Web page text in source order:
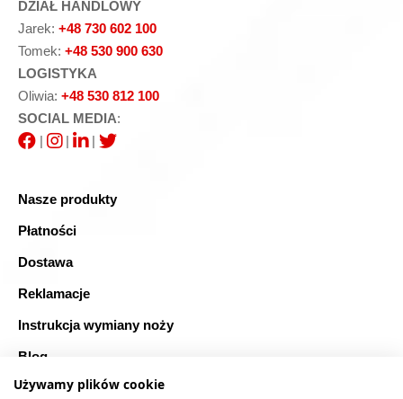
DZIAŁ HANDLOWY
Jarek: +48 730 602 100
Tomek: +48 530 900 630
LOGISTYKA
Oliwia: +48 530 812 100
SOCIAL MEDIA:
|
| |
Nasze produkty
Płatności
Dostawa
Reklamacje
Instrukcja wymiany noży
Blog
FAQ
Używamy plików cookie